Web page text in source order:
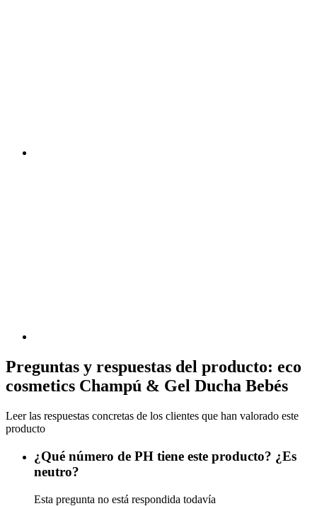
Preguntas y respuestas del producto: eco
cosmetics Champú & Gel Ducha Bebés
Leer las respuestas concretas de los clientes que han valorado este
producto
¿Qué número de PH tiene este producto? ¿Es
neutro?
Esta pregunta no está respondida todavía